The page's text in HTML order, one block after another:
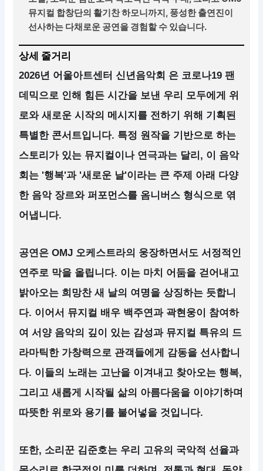
뮤지컬 합창단의 활기찬 하모니까지, 풍성한 출연진이
선사하는 다채로운 공연을 경험할 수 있습니다.
상세 줄거리
2026년 어울아트센터 신년음악회 은 코로나19 팬
데믹으로 인해 힘든 시간을 보낸 우리 모두에게 위
로와 새로운 시작의 메시지를 전하기 위해 기획된
특별한 콘서트입니다. 특정 원작을 기반으로 하는
스토리가 있는 뮤지컬이나 연극과는 달리, 이 음악
회는 '행복'과 '새로운 날'이라는 큰 주제 아래 다양
한 음악 장르와 퍼포먼스를 옴니버스 형식으로 엮
어냅니다.
공연은 OMJ 오케스트라의 웅장하면서도 서정적인
연주로 막을 올립니다. 이는 마치 어둠을 걷어내고
밝아오는 희망찬 새 날의 여명을 상징하는 듯합니
다. 이어서 뮤지컬 배우 백주연과 곽현웅이 참여하
여 서양 음악의 깊이 있는 감성과 뮤지컬 특유의 드
라마틱한 가창력으로 관객들에게 감동을 선사합니
다. 이들의 노래는 고난을 이겨내고 찾아오는 행복,
그리고 새롭게 시작될 삶의 아름다움을 이야기하며
따뜻한 위로와 용기를 불어넣을 것입니다.
또한, 소리꾼 김준호는 우리 고유의 국악적 선율과